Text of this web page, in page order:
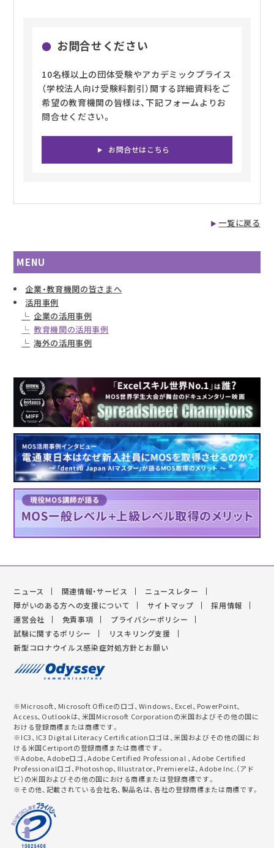
お問合せください
10名様以上の団体受験やアカデミックプライス
（学校法人向け受験料割引）関する詳細資料をご
希望の教育機関の皆様は、下記フォームよりお
問合せください。
お問合せはこちら
一覧に戻る
MENU
企業・教育機関の皆さまへ
活用事例
企業の活用事例
教育機関の活用事例
海外の活用事例
ニュース 関連情報・サービス
ニュースレター
障がいのある方への支援について
サイトマップ
採用情報
運営会社
免責事項
プライバシーポリシー
試験に関するポリシー
リスキリング支援
新型コロナウイルス感染症対処方針とお願い
※Microsoft、Microsoft Officeのロゴ、Windows、Excel、PowerPoint、
Access、Outlookは、米国Microsoft Corporationの米国およびその他の国に
おける登録商標または商標です。
※IC3、IC3 Digital Literacy Certificationロゴは、米国およびその他の国にお
ける米国Certiportの登録商標または商標です。
※Adobe、Adobeロゴ、Adobe Certified Professional 、Adobe Certified
Professionalロゴ、Photoshop、Illustrator、Premiereは、Adobe Inc.（アド
ビ）の米国およびその他の国における商標または登録商標です。
※その他、記載されている会社名、製品名は、各社の登録商標または商標です。